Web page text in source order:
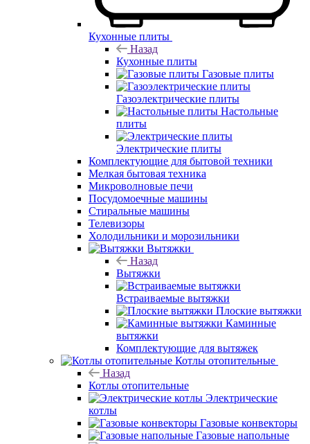
Кухонные плиты
Назад
Кухонные плиты
Газовые плиты
Газоэлектрические плиты
Настольные
плиты
Электрические плиты
Комплектующие для бытовой техники
Мелкая бытовая техника
Микроволновые печи
Посудомоечные машины
Стиральные машины
Телевизоры
Холодильники и морозильники
Вытяжки
Назад
Вытяжки
Встраиваемые вытяжки
Плоские вытяжки
Каминные
вытяжки
Комплектующие для вытяжек
Котлы отопительные
Назад
Котлы отопительные
Электрические
котлы
Газовые конвекторы
Газовые напольные